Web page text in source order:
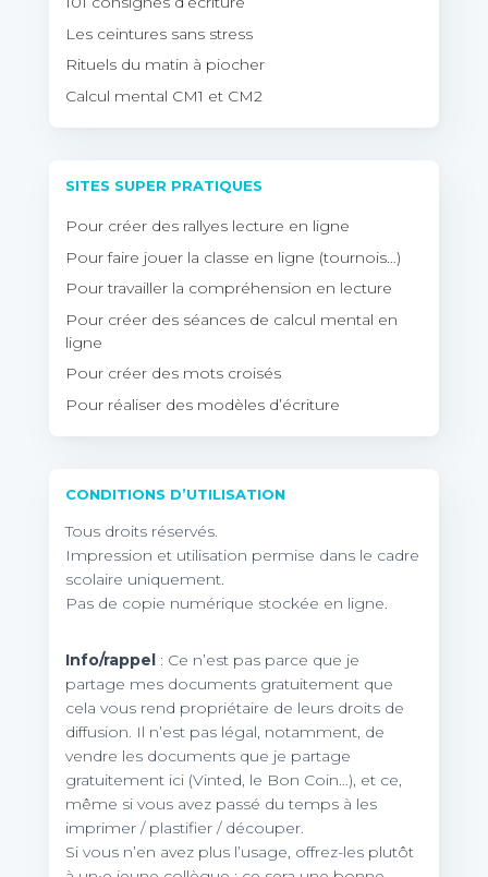
Les ceintures sans stress
Rituels du matin à piocher
Calcul mental CM1 et CM2
SITES SUPER PRATIQUES
Pour créer des rallyes lecture en ligne
Pour faire jouer la classe en ligne (tournois…)
Pour travailler la compréhension en lecture
Pour créer des séances de calcul mental en
ligne
Pour créer des mots croisés
Pour réaliser des modèles d’écriture
CONDITIONS D’UTILISATION
Tous droits réservés.
Impression et utilisation permise dans le cadre
scolaire uniquement.
Pas de copie numérique stockée en ligne.
Info/rappel : Ce n’est pas parce que je
partage mes documents gratuitement que
cela vous rend propriétaire de leurs droits de
diffusion. Il n’est pas légal, notamment, de
vendre les documents que je partage
gratuitement ici (Vinted, le Bon Coin…), et ce,
même si vous avez passé du temps à les
imprimer / plastifier / découper.
Si vous n’en avez plus l’usage, offrez-les plutôt